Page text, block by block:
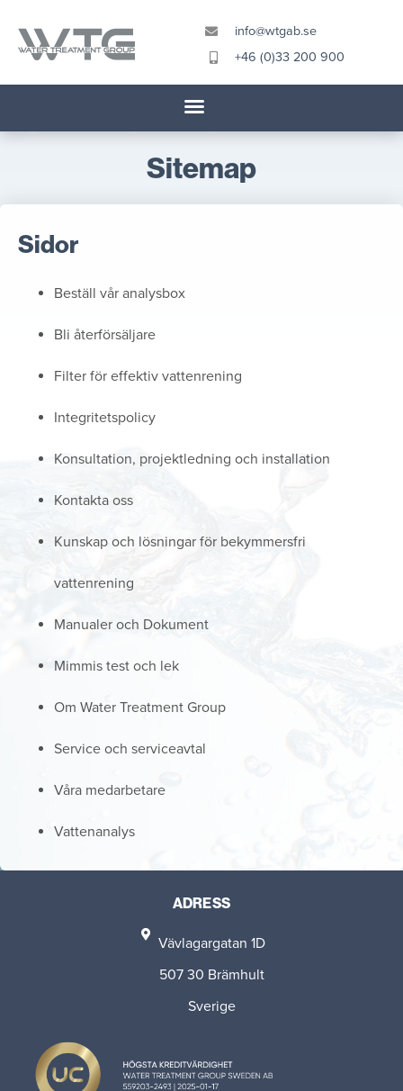
info@wtgab.se
+46 (0)33 200 900
Sitemap
Sidor
Beställ vår analysbox
Bli återförsäljare
Filter för effektiv vattenrening
Integritetspolicy
Konsultation, projektledning och installation
Kontakta oss
Kunskap och lösningar för bekymmersfri
vattenrening
Manualer och Dokument
Mimmis test och lek
Om Water Treatment Group
Service och serviceavtal
Våra medarbetare
Vattenanalys
ADRESS
Vävlagargatan 1D
507 30 Brämhult
Sverige